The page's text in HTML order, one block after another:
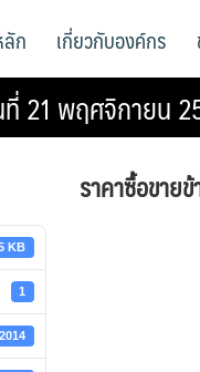
ก เกี่ยวกับองค์กร
ที่ 21 พฤศจิกายน
KB
1
ราคาซื้อขาย